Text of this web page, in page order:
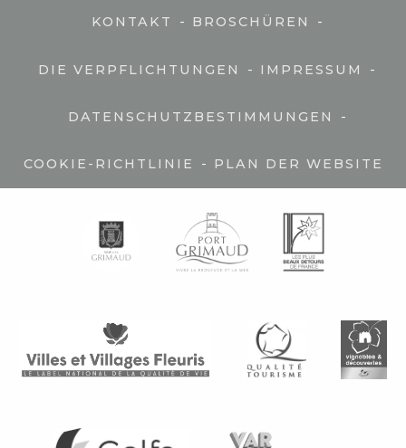
KONTAKT - BROSCHÜREN -
DIE VERPFLICHTUNGEN - IMPRESSUM -
DATENSCHUTZBESTIMMUNGEN -
COOKIE-RICHTLINIE - PLAN DER WEBSITE